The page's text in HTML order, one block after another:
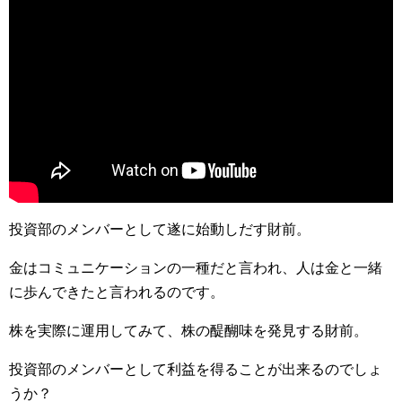
投資部のメンバーとして遂に始動しだす財前。
金はコミュニケーションの一種だと言われ、人は金と一緒
に歩んできたと言われるのです。
株を実際に運用してみて、株の醍醐味を発見する財前。
投資部のメンバーとして利益を得ることが出来るのでしょ
うか？